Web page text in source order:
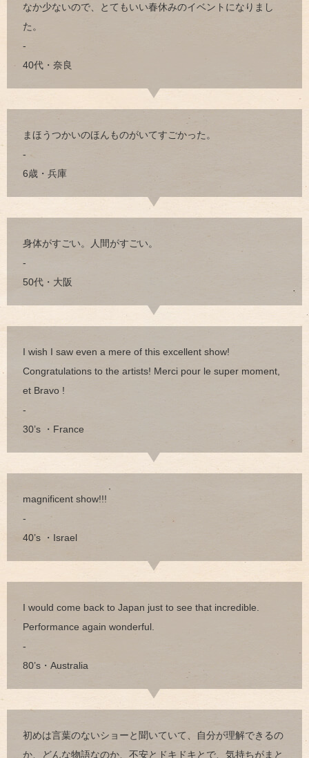
なか少ないので、とてもいい春休みのイベントになりまし
た。
-
40代・奈良
まほうつかいのほんものがいてすごかった。
-
6歳・兵庫
身体がすごい。人間がすごい。
-
50代・大阪
I wish I saw even a mere of this excellent show!
Congratulations to the artists! Merci pour le super moment,
et Bravo !
-
30’s ・France
magnificent show!!!
-
40’s ・Israel
I would come back to Japan just to see that incredible.
Performance again wonderful.
-
80’s・Australia
初めは言葉のないショーと聞いていて、自分が理解できるの
か、どんな物語なのか、不安とドキドキとで、気持ちがまと